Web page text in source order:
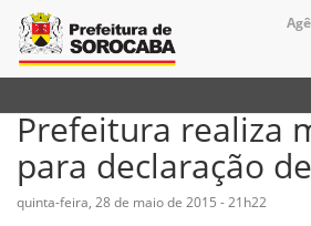
Prefeitura realiza
para declaração
quinta-feira, 28 de maio de 2015 - 21h22